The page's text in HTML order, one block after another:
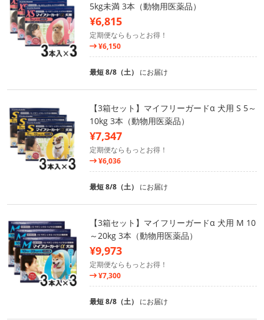
5kg未満 3本（動物用医薬品）
¥6,815
定期便ならもっとお得！
¥6,150
最短 8/8（土） にお届け
【3箱セット】マイフリーガードα 犬用 S 5～
10kg 3本（動物用医薬品）
¥7,347
定期便ならもっとお得！
¥6,036
最短 8/8（土） にお届け
【3箱セット】マイフリーガードα 犬用 M 10
～20kg 3本（動物用医薬品）
¥9,973
定期便ならもっとお得！
¥7,300
最短 8/8（土） にお届け